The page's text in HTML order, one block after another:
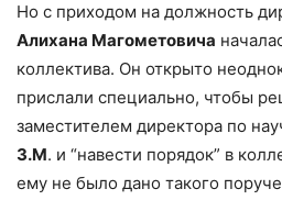
Но с приходом на должность
Алихана Магометовича
коллектива. Он открыто
прислали специально, чтобы
заместителем директора по
З.М. и “навести порядок” в
ему не было дано такого